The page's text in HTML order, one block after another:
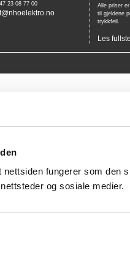
fungerer som den
og sosiale medier.
23 08 77 00
Alle priser
til gjeldene
trykkfeil.
Les